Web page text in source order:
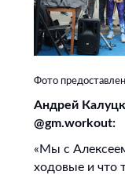
Фото
Андрей
@gm.workout:
«Мы с
ходовые и что